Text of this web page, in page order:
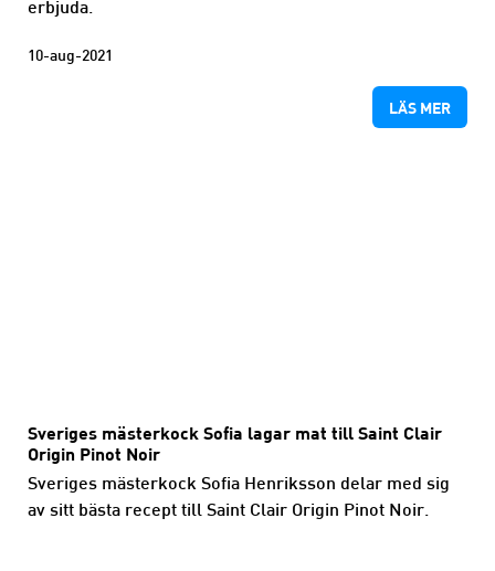
erbjuda.
10-aug-2021
LÄS MER
Sveriges mästerkock Sofia lagar mat till Saint Clair
Origin Pinot Noir
Sveriges mästerkock Sofia Henriksson delar med sig
av sitt bästa recept till Saint Clair Origin Pinot Noir.